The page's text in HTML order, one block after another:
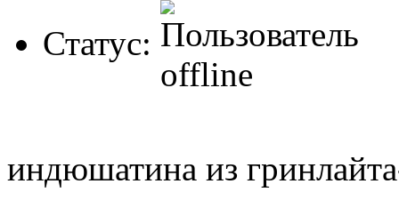
Статус:
индюшатина из